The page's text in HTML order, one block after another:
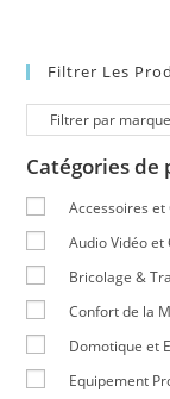
Filtrer Les
Catégories de
Accessoires
Audio Vidéo
Bricolage &
Confort de la
Domotique et
Equipement